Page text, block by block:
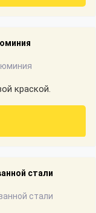
краской.
стали